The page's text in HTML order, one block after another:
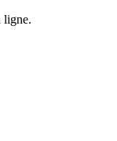
ligne.